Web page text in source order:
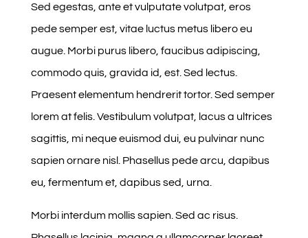
Sed egestas, ante et vulputate volutpat, eros
pede semper est, vitae luctus metus libero eu
augue. Morbi purus libero, faucibus adipiscing,
commodo quis, gravida id, est. Sed lectus.
Praesent elementum hendrerit tortor. Sed semper
lorem at felis. Vestibulum volutpat, lacus a ultrices
sagittis, mi neque euismod dui, eu pulvinar nunc
sapien ornare nisl. Phasellus pede arcu, dapibus
eu, fermentum et, dapibus sed, urna.
Morbi interdum mollis sapien. Sed ac risus.